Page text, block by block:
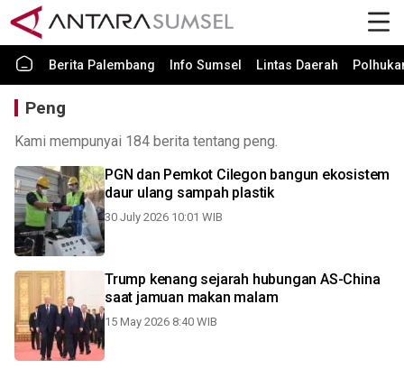
Berita Palembang Info Sumsel Lintas Daerah
Peng
Kami mempunyai 184 berita tentang peng.
PGN dan Pemkot Cilegon bangun ekosistem
daur ulang sampah plastik
30 July 2026 10:01 WIB
Trump kenang sejarah hubungan AS-China
saat jamuan makan malam
15 May 2026 8:40 WIB